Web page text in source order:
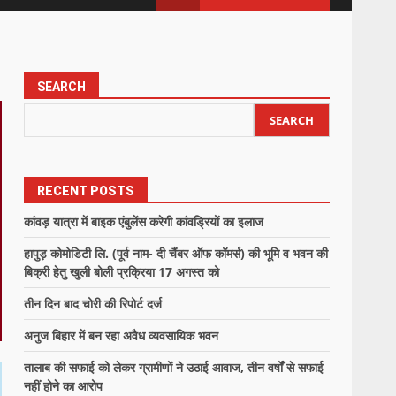
SEARCH
SEARCH
RECENT POSTS
कांवड़ यात्रा में बाइक एंबुलेंस करेगी कांवड्रियों का इलाज
हापुड़ कोमोडिटी लि. (पूर्व नाम- दी चैंबर ऑफ कॉमर्स) की भूमि व भवन की
बिक्री हेतु खुली बोली प्रक्रिया 17 अगस्त को
तीन दिन बाद चोरी की रिपोर्ट दर्ज
अनुज बिहार में बन रहा अवैध व्यवसायिक भवन
तालाब की सफाई को लेकर ग्रामीणों ने उठाई आवाज, तीन वर्षों से सफाई
नहीं होने का आरोप